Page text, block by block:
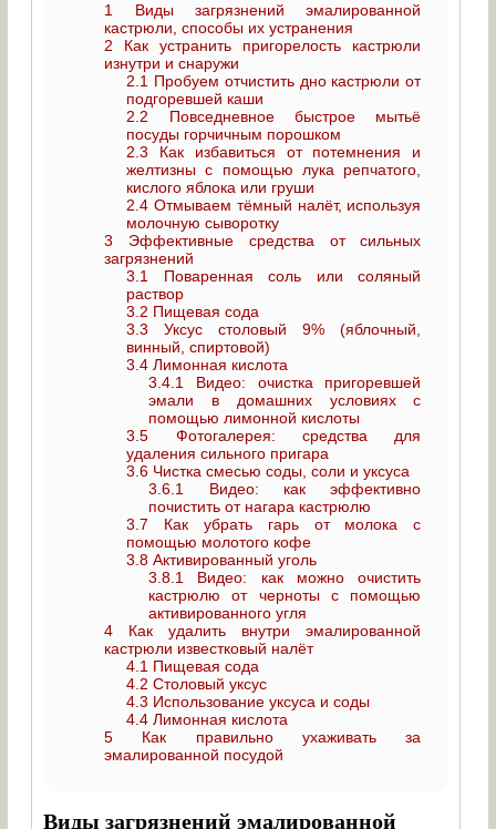
1
Виды загрязнений эмалированной
кастрюли, способы их устранения
2 Как устранить пригорелость кастрюли
изнутри и снаружи
2.1 Пробуем отчистить дно кастрюли от
подгоревшей каши
2.2 Повседневное быстрое мытьё
посуды горчичным порошком
2.3 Как избавиться от потемнения и
желтизны с помощью лука репчатого,
кислого яблока или груши
2.4 Отмываем тёмный налёт, используя
молочную сыворотку
3 Эффективные средства от сильных
загрязнений
3.1
Поваренная соль или соляный
раствор
3.2 Пищевая сода
3.3 Уксус столовый 9% (яблочный,
винный, спиртовой)
3.4 Лимонная кислота
3.4.1
Видео: очистка пригоревшей
эмали в домашних условиях с
помощью лимонной кислоты
3.5 Фотогалерея: средства для
удаления сильного пригара
3.6 Чистка смесью соды, соли и уксуса
3.6.1
Видео: как эффективно
почистить от нагара кастрюлю
3.7 Как убрать гарь от молока с
помощью молотого кофе
3.8 Активированный уголь
3.8.1
Видео: как можно очистить
кастрюлю от черноты с помощью
активированного угля
4 Как удалить внутри эмалированной
кастрюли известковый налёт
4.1 Пищевая сода
4.2 Столовый уксус
4.3 Использование уксуса и соды
4.4 Лимонная кислота
5 Как правильно ухаживать за
эмалированной посудой
Виды загрязнений эмалированной